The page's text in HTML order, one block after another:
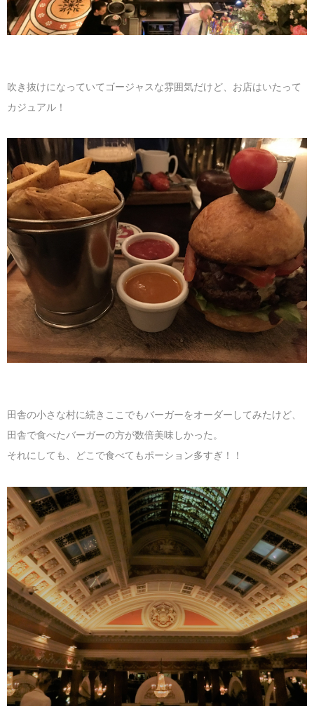
吹き抜けになっていてゴージャスな雰囲気だけど、お店はいたって
カジュアル！
田舎の小さな村に続きここでもバーガーをオーダーしてみたけど、
田舎で食べたバーガーの方が数倍美味しかった。
それにしても、どこで食べてもポーション多すぎ！！